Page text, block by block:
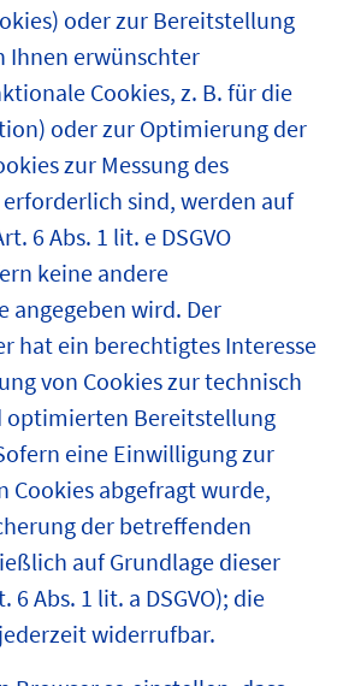
oder zur Bereitstellung
Ihnen erwünschter
Cookies, z. B. für die
oder zur Optimierung der
zur Messung des
sind, werden auf
6 Abs. 1 lit. e DSGVO
keine andere
angegeben wird. Der
hat ein berechtigtes Interesse
von Cookies zur technisch
optimierten Bereitstellung
eine Einwilligung zur
Cookies abgefragt wurde,
der betreffenden
auf Grundlage dieser
Abs. 1 lit. a DSGVO); die
widerrufbar.